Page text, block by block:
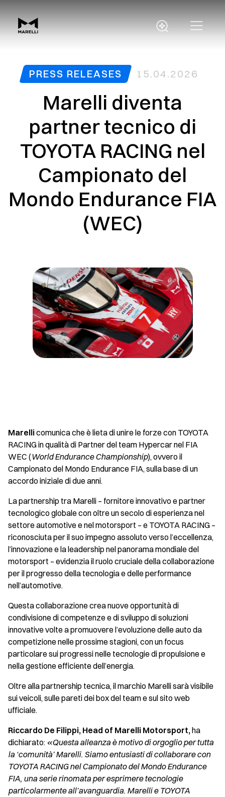
PRESS RELEASES 15.04.2026
Marelli diventa
partner tecnico di
TOYOTA RACING nel
Campionato del
Mondo Endurance FIA
(WEC)
Marellicomunica che è lieta di unire le forze con TOYOTA
RACING in qualità di Partner del team Hypercar nel FIA
WEC (World Endurance Championship), ovvero il
Campionato del Mondo Endurance FIA, sulla base di un
accordo iniziale di due anni.
La partnership tra Marelli – fornitore innovativo e partner
tecnologico globale con oltre un secolo di esperienza nel
settore automotive e nel motorsport – e TOYOTA RACING –
riconosciuta per il suo impegno assoluto verso l’eccellenza,
l’innovazione e la leadership nel panorama mondiale del
motorsport – evidenzia il ruolo cruciale della collaborazione
per il progresso della tecnologia e delle performance
nell’automotive.
Questa collaborazione crea nuove opportunità di
condivisione di competenze e di sviluppo di soluzioni
innovative volte a promuovere l’evoluzione delle auto da
competizione nelle prossime stagioni, con un focus
particolare sui progressi nelle tecnologie di propulsione e
nella gestione efficiente dell’energia.
Oltre alla partnership tecnica, il marchio Marelli sarà visibile
sui veicoli, sulle pareti dei box del team e sul sito web
ufficiale.
Riccardo De Filippi, Head of Marelli Motorsport,ha
dichiarato: «Questa alleanza è motivo di orgoglio per tutta
la ‘comunità’ Marelli. Siamo entusiasti di collaborare con
TOYOTA RACING nel Campionato del Mondo Endurance
FIA, una serie rinomata per esprimere tecnologie
particolarmente all’avanguardia. Marelli e TOYOTA